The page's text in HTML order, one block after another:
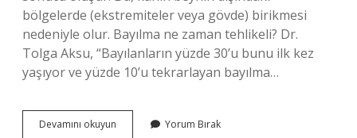
bölgelerde (ekstremiteler veya gövde) birikmesi
nedeniyle olur. Bayılma ne zaman tehlikeli? Dr.
Tolga Aksu, “Bayılanların yüzde 30’u bunu ilk kez
yaşıyor ve yüzde 10’u tekrarlayan bayılma…
Devamını okuyun Yorum Bırak